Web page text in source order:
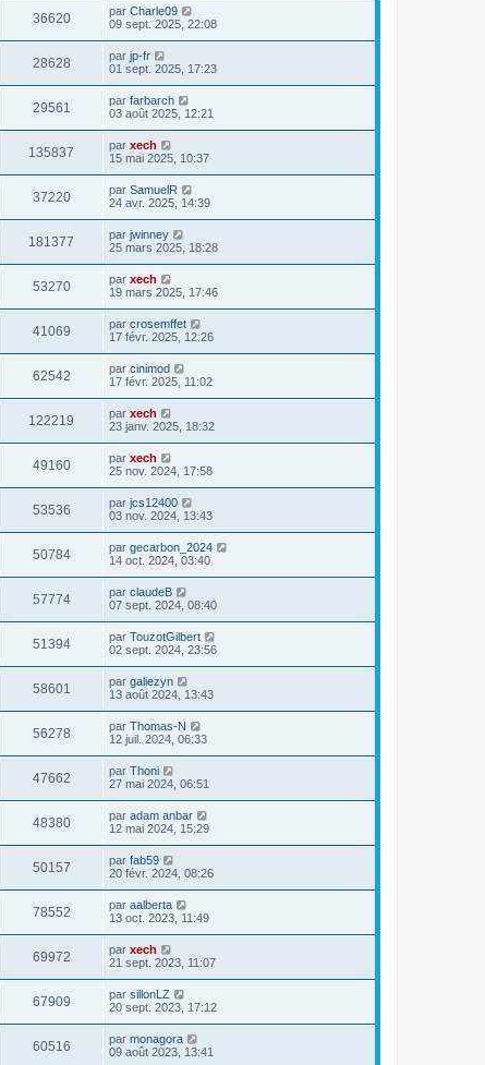
36620 par Charle09
09 sept. 2025, 22:08
28628 par jp-fr
01 sept. 2025, 17:23
29561 par farbarch
03 août 2025, 12:21
135837 par xech
15 mai 2025, 10:37
37220 par SamuelR
24 avr. 2025, 14:39
181377 par jwinney
25 mars 2025, 18:28
53270 par xech
19 mars 2025, 17:46
41069 par crosemffet
17 févr. 2025, 12:26
62542 par cinimod
17 févr. 2025, 11:02
122219 par xech
23 janv. 2025, 18:32
49160 par xech
25 nov. 2024, 17:58
53536 par jcs12400
03 nov. 2024, 13:43
50784 par gecarbon_2024
14 oct. 2024, 03:40
57774 par claudeB
07 sept. 2024, 08:40
51394 par TouzotGilbert
02 sept. 2024, 23:56
58601 par galiezyn
13 août 2024, 13:43
56278 par Thomas-N
12 juil. 2024, 06:33
47662 par Thoni
27 mai 2024, 06:51
48380 par adam anbar
12 mai 2024, 15:29
50157 par fab59
20 févr. 2024, 08:26
78552 par aalberta
13 oct. 2023, 11:49
69972 par xech
21 sept. 2023, 11:07
67909 par sillonLZ
20 sept. 2023, 17:12
60516 par monagora
09 août 2023, 13:41